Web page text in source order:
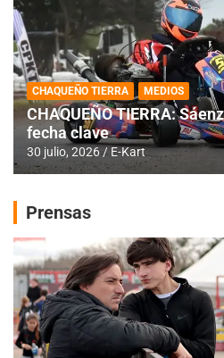
CHAQUEÑO TIERRA MEDIOS
CHAQUEÑO TIERRA:
fecha clave
30 julio, 2026 E-Kart
Prensas